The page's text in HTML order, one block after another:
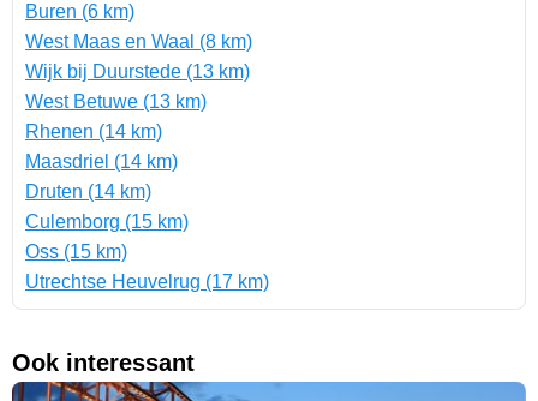
Buren (6 km)
West Maas en Waal (8 km)
Wijk bij Duurstede (13 km)
West Betuwe (13 km)
Rhenen (14 km)
Maasdriel (14 km)
Druten (14 km)
Culemborg (15 km)
Oss (15 km)
Utrechtse Heuvelrug (17 km)
Ook interessant